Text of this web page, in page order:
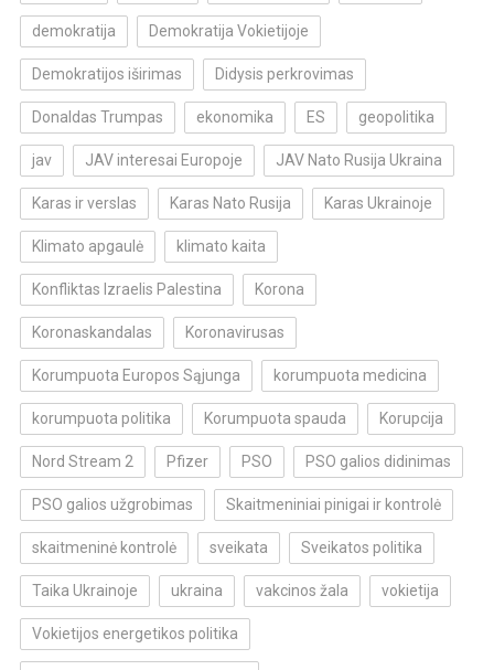
demokratija Demokratija Vokietijoje
Demokratijos iširimas Didysis perkrovimas
Donaldas Trumpas ekonomika ES geopolitika
jav JAV interesai Europoje JAV Nato Rusija Ukraina
Karas ir verslas Karas Nato Rusija Karas Ukrainoje
Klimato apgaulė klimato kaita
Konfliktas Izraelis Palestina Korona
Koronaskandalas Koronavirusas
Korumpuota Europos Sąjunga korumpuota medicina
korumpuota politika Korumpuota spauda Korupcija
Nord Stream 2 Pfizer PSO PSO galios didinimas
PSO galios užgrobimas Skaitmeniniai pinigai ir kontrolė
skaitmeninė kontrolė sveikata Sveikatos politika
Taika Ukrainoje ukraina vakcinos žala vokietija
Vokietijos energetikos politika